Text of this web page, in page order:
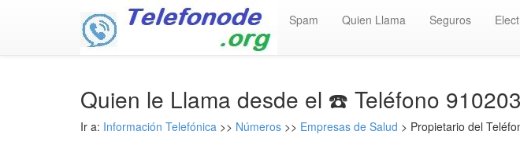
Spam Quien Llama Seguros
Quien le Llama desde el ☎️ Teléfono
Ir a: Información Telefónica >> Números >> Empresas de Salud > Propietario del